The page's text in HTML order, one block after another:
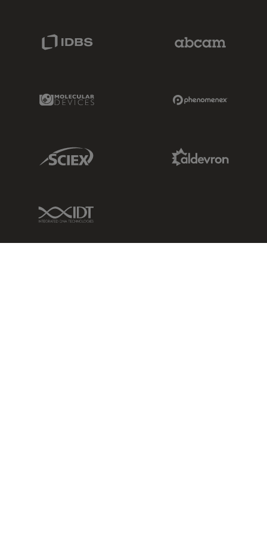
IDBS Link
Molecular Devices Link
Sciex Link
IDT Link